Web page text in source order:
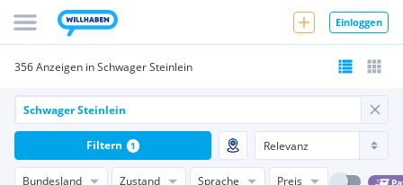
Einloggen
356 Anzeigen in Schwager Steinlein
Bundesland Zustand Sprache Preis
Filtern 1